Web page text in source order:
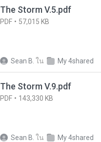
The Storm V.5.pdf
PDF 57,015 KB
Sean B. ใน My 4shared
The Storm V.9.pdf
PDF 143,330 KB
Sean B. ใน My 4shared